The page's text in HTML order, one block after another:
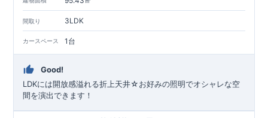
間取り 3LDK
カースペース 1台
Good!
LDKには開放感溢れる折上天井☆お好みの照明でオシャレな空
間を演出できます！